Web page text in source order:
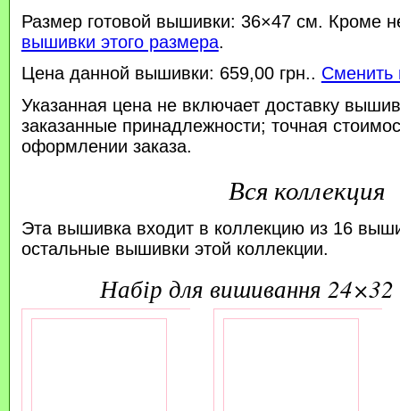
Размер готовой вышивки: 36×47 см. Кроме
вышивки этого размера.
Цена данной вышивки: 659,00 грн.. Сменить
Указанная цена не включает доставку
заказанные принадлежности; точная
оформлении заказа.
Вся коллекция
Эта вышивка входит в коллекцию из 16
остальные вышивки этой коллекции.
набір для вишивання 24×32